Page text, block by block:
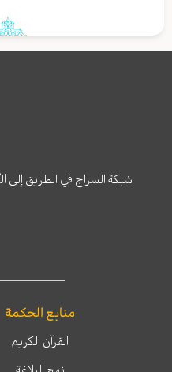
شبكة السراج في الطريق إلى
منابع الحكمة
القرآن الكريم